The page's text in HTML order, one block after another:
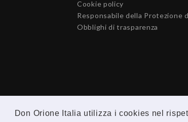
Don Orione Italia utilizza i cookies nel
Cookie policy
Responsabile della Protezione
Obblighi di trasparenza